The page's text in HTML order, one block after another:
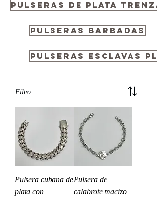
Pulseras de plata
PULSERAS BARBADAS
PULSERAS ESCLAVAS
Filtro
Pulsera cubana de
plata con
Pulsera de
calabrote macizo